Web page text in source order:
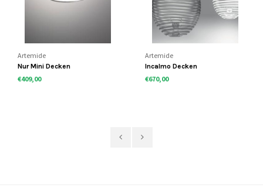
Artemide
Nur Mini Decken
€409,00
Artemide
Incalmo Decken
€670,00